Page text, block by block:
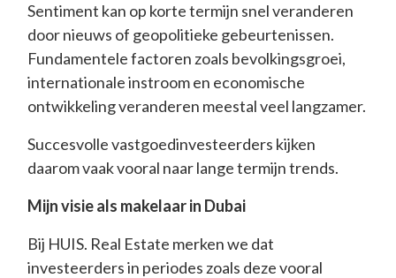
Sentiment kan op korte termijn snel veranderen
door nieuws of geopolitieke gebeurtenissen.
Fundamentele factoren zoals bevolkingsgroei,
internationale instroom en economische
ontwikkeling veranderen meestal veel langzamer.
Succesvolle vastgoedinvesteerders kijken
daarom vaak vooral naar lange termijn trends.
Mijn visie als makelaar in Dubai
Bij HUIS. Real Estate merken we dat
investeerders in periodes zoals deze vooral